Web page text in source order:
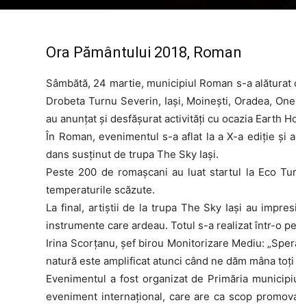
Ora Pământului 2018, Roman
Sâmbătă, 24 martie, municipiul Roman s-a
Drobeta Turnu Severin, Iaşi, Moineşti, Oradea,
au anunţat și desfășurat activităţi cu ocazia Earth
În Roman, evenimentul s-a aflat la a X-a ediție și
dans susținut de trupa The Sky Iași.
Peste 200 de romașcani au luat startul la Eco
temperaturile scăzute.
La final, artiștii de la trupa The Sky Iași au
instrumente care ardeau. Totul s-a realizat într-o
Irina Scorțanu, șef birou Monitorizare Mediu:
natură este amplificat atunci când ne dăm mâna
Evenimentul a fost organizat de Primăria
eveniment internațional, care are ca scop